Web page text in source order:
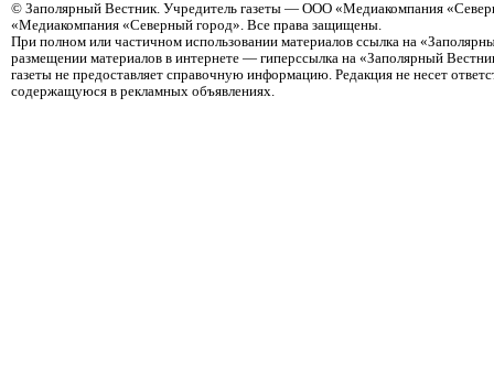
© Заполярный Вестник. Учредитель газеты — ООО «Медиакомпания
«Медиакомпания «Северный город». Все права защищены.
При полном или частичном использовании материалов ссылка на
размещении материалов в интернете — гиперссылка на «Заполярный
газеты не предоставляет справочную информацию. Редакция не несет
содержащуюся в рекламных объявлениях.